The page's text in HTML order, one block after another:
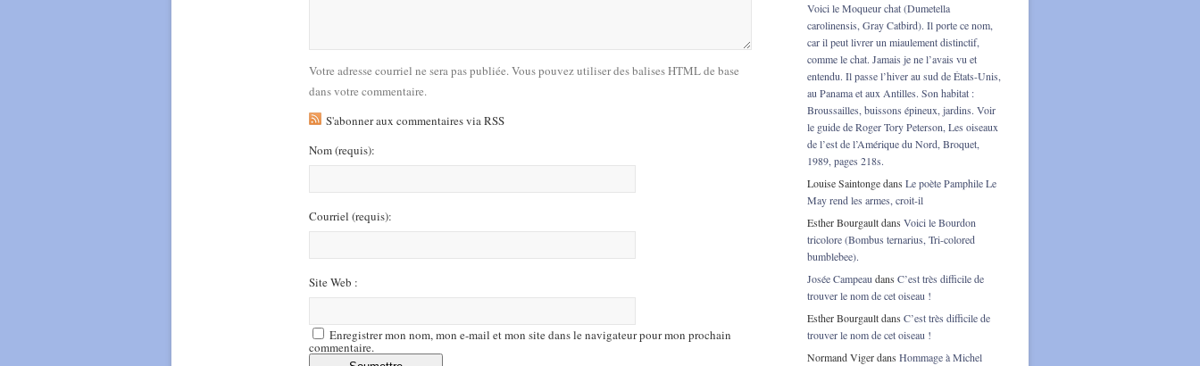
Votre adresse courriel ne sera pas publiée. Vous pouvez utiliser des balises HTML de base
dans votre commentaire.
S'abonner aux commentaires via RSS
Nom(requis):
Courriel (requis):
Site Web :
Enregistrer mon nom, mon e-mail et mon site dans le navigateur pour mon prochain
commentaire.
Voici le Moqueur chat (Dumetella
carolinensis, Gray Catbird). Il porte ce nom,
car il peut livrer un miaulement distinctif,
comme le chat. Jamais je ne l’avais vu et
entendu. Il passe l’hiver au sud de États-Unis,
au Panama et aux Antilles. Son habitat :
Broussailles, buissons épineux, jardins. Voir
le guide de Roger Tory Peterson, Les oiseaux
de l’est de l’Amérique du Nord, Broquet,
1989, pages 218s.
Louise Saintongedans Le poète Pamphile Le
May rend les armes, croit-il
Esther Bourgaultdans Voici le Bourdon
tricolore (Bombus ternarius, Tri-colored
bumblebee).
Josée Campeau dans C’est très difficile de
trouver le nom de cet oiseau !
Esther Bourgaultdans C’est très difficile de
trouver le nom de cet oiseau !
Normand Vigerdans Hommage à Michel